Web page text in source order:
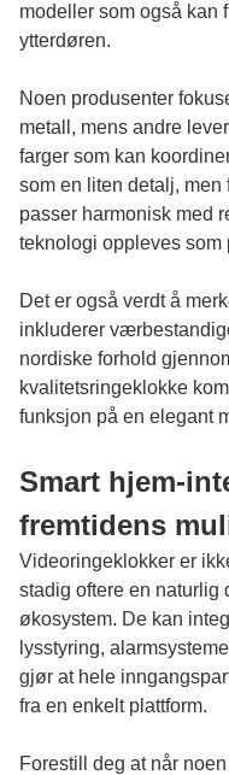
modeller som også kan
ytterdøren.
Noen produsenter
metall, mens andre
farger som kan
som en liten detalj, men
passer harmonisk med
teknologi oppleves som
Det er også verdt å
inkluderer
nordiske forhold
kvalitetsringeklokke
funksjon på en elegant
Smart hjem-
fremtidens
Videoringeklokker er
stadig oftere en naturlig
økosystem. De kan
lysstyring,
gjør at hele
fra en enkelt plattform.
Forestill deg at når